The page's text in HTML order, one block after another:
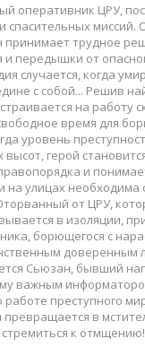
оперативник ЦРУ,
миссий.
принимает трудное
передышки от
случается, когда
с собой... Решив
на работу
время для
уровень
герой
и
на улицах необходима
от ЦРУ,
в изоляции,
борющегося с
доверенным
Сьюзан, бывший
важным
преступного
в
к отмщению!